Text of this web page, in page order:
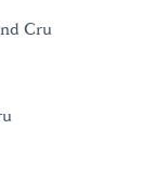
Cru